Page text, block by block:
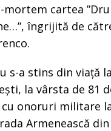
cartea
îngrijită de
s-a stins din viață
la vârsta de 81
onoruri militare
Armenească din